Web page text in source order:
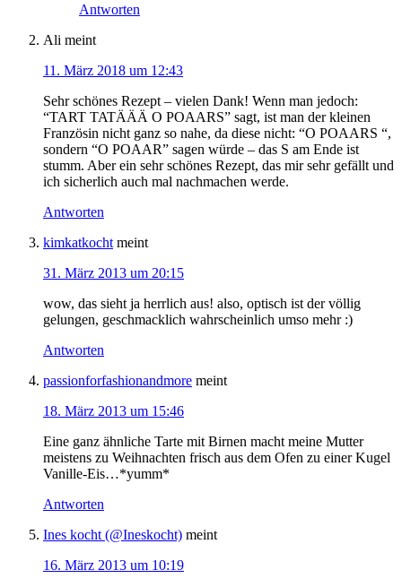
Antworten
Ali meint
11. März 2018 um 12:43
Sehr schönes Rezept – vielen Dank! Wenn man jedoch:
“TART TATÄÄÄ O POAARS” sagt, ist man der kleinen
Französin nicht ganz so nahe, da diese nicht: “O POAARS “,
sondern “O POAAR” sagen würde – das S am Ende ist
stumm. Aber ein sehr schönes Rezept, das mir sehr gefällt und
ich sicherlich auch mal nachmachen werde.
Antworten
kimkatkocht meint
31. März 2013 um 20:15
wow, das sieht ja herrlich aus! also, optisch ist der völlig
gelungen, geschmacklich wahrscheinlich umso mehr :)
Antworten
passionforfashionandmore meint
18. März 2013 um 15:46
Eine ganz ähnliche Tarte mit Birnen macht meine Mutter
meistens zu Weihnachten frisch aus dem Ofen zu einer Kugel
Vanille-Eis…*yumm*
Antworten
Ines kocht (@Ineskocht) meint
16. März 2013 um 10:19